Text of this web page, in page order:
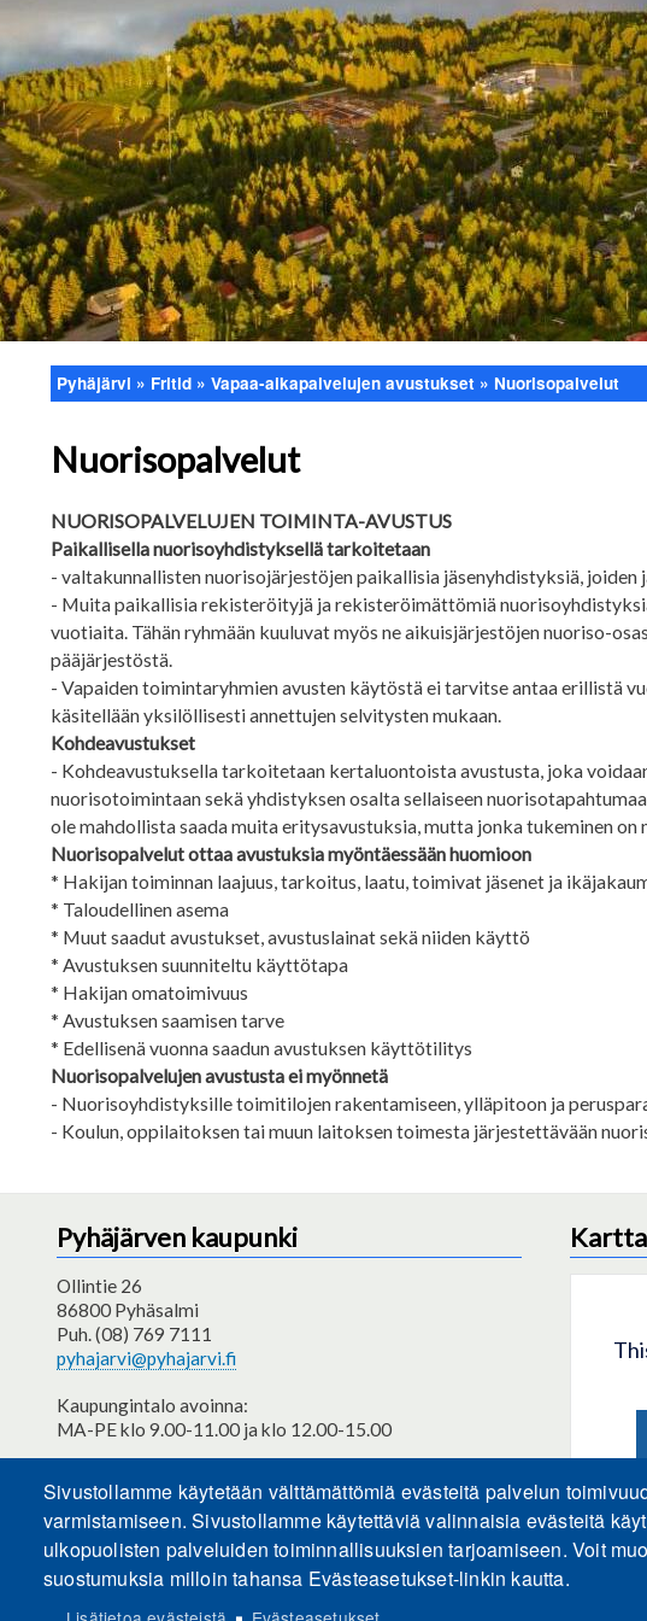
Länkstig
Pyhäjärvi Fritid Vapaa-aikapalvelujen avustukset Nuorisopalvelut
Nuorisopalvelut
NUORISOPALVELUJEN TOIMINTA-AVUSTUS
Paikallisella nuorisoyhdistyksellä tarkoitetaan
- valtakunnallisten nuorisojärjestöjen paikallisia jäsenyhdistyksiä,
- Muita paikallisia rekisteröityjä ja rekisteröimättömiä
vuotiaita. Tähän ryhmään kuuluvat myös ne aikuisjärjestöjen nuoriso-
pääjärjestöstä.
- Vapaiden toimintaryhmien avusten käytöstä ei tarvitse antaa erillistä
käsitellään yksilöllisesti annettujen selvitysten mukaan.
Kohdeavustukset
- Kohdeavustuksella tarkoitetaan kertaluontoista avustusta, joka
nuorisotoimintaan sekä yhdistyksen osalta sellaiseen
ole mahdollista saada muita eritysavustuksia, mutta jonka tukeminen
Nuorisopalvelut ottaa avustuksia myöntäessään huomioon
* Hakijan toiminnan laajuus, tarkoitus, laatu, toimivat jäsenet ja
* Taloudellinen asema
* Muut saadut avustukset, avustuslainat sekä niiden käyttö
* Avustuksen suunniteltu käyttötapa
* Hakijan omatoimivuus
* Avustuksen saamisen tarve
* Edellisenä vuonna saadun avustuksen käyttötilitys
Nuorisopalvelujen avustusta ei myönnetä
- Nuorisoyhdistyksille toimitilojen rakentamiseen, ylläpitoon ja
- Koulun, oppilaitoksen tai muun laitoksen toimesta järjestettävään
Pyhäjärven kaupunki
Ollintie 26
86800 Pyhäsalmi
Puh. (08) 769 7111
pyhajarvi@pyhajarvi.fi
Kaupungintalo avoinna:
MA-PE klo 9.00-11.00 ja klo 12.00-15.00
Kartta
Sivustollamme käytetään välttämättömiä evästeitä palvelun
varmistamiseen. Sivustollamme käytettäviä valinnaisia evästeitä
ulkopuolisten palveluiden toiminnallisuuksien tarjoamiseen. Voit
suostumuksia milloin tahansa Evästeasetukset-linkin kautta.